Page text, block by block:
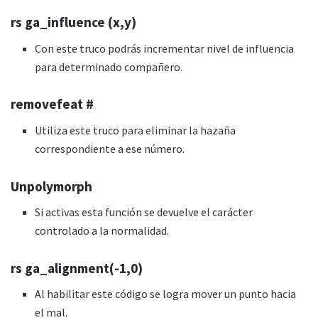
rs ga_influence (x,y)
Con este truco podrás incrementar nivel de influencia
para determinado compañero.
removefeat #
Utiliza este truco para eliminar la hazaña
correspondiente a ese número.
Unpolymorph
Si activas esta función se devuelve el carácter
controlado a la normalidad.
rs ga_alignment(-1,0)
Al habilitar este código se logra mover un punto hacia
el mal.